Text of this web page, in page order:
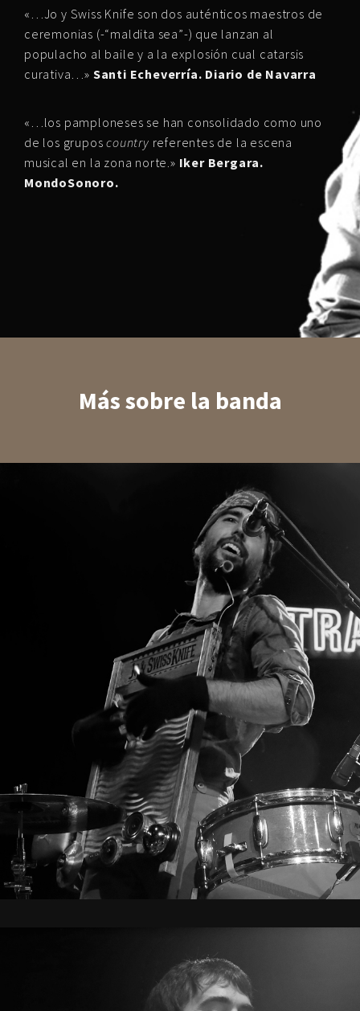
«…Jo y Swiss Knife son dos auténticos maestros de
ceremonias (-“maldita sea”-) que lanzan al
populacho al baile y a la explosión cual catarsis
curativa…» Santi Echeverría. Diario de Navarra
«…los pamploneses se han consolidado como uno
de los gruposcountry referentes de la escena
musical en la zona norte.» Iker Bergara.
MondoSonoro.
Más sobre la banda